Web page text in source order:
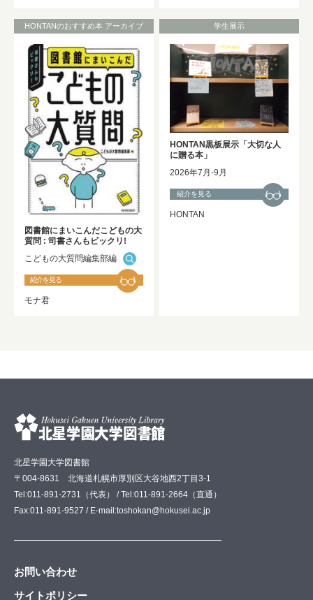
HONTANのおすすめ本 アーカイブ
図書館にまいこんだこどもの大
質問 : 司書さんもビックリ!
こどもの大質問編集部編
紹介を見る
モナ君
学生展示
HONTAN黒板展示「大切な人
に贈る本」
2026年7月-9月
紹介を見る
HONTAN
北星学園大学図書館
〒004-8631 北海道札幌市厚別区大谷地西2丁目3-1
Tel:011-891-2731（代表） / Tel:011-891-2664（直通）
Fax:011-891-9527 / E-mail:toshokan@hokusei.ac.jp
お問い合わせ
サイトポリシー